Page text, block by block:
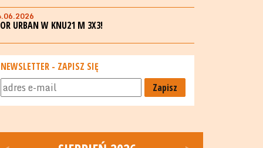
URBAN W KNU21 M 3X3!
NEWSLETTER - ZAPISZ SIĘ
Zapisz